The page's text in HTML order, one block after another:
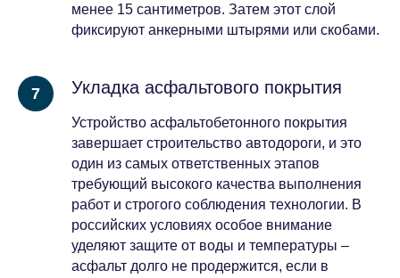
менее 15 сантиметров. Затем этот слой
фиксируют анкерными штырями или скобами.
Укладка асфальтового покрытия
Устройство асфальтобетонного покрытия
завершает строительство автодороги, и это
один из самых ответственных этапов
требующий высокого качества выполнения
работ и строгого соблюдения технологии. В
российских условиях особое внимание
уделяют защите от воды и температуры –
асфальт долго не продержится, если в